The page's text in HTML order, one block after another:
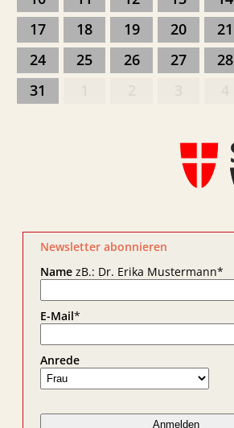
17
18 19 20 21
24
25 26 27 28
31
Newsletter abonnieren
NamezB.: Dr. Erika Mustermann*
E-Mail*
Anrede